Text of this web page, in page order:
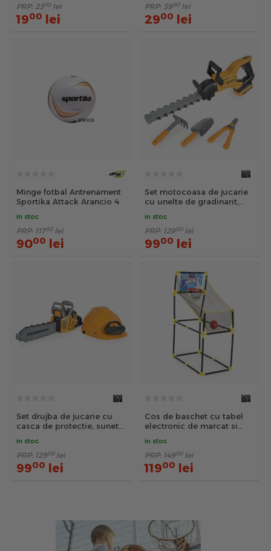
PRP: 2300 lei
1900 lei
PRP: 3900 lei
2900 lei
Minge fotbal Antrenament
Sportika Attack Arancio 4
in stoc
PRP: 11700 lei
9000 lei
Set motocoasa de jucarie
cu unelte de gradinarit,
in stoc
PRP: 12900 lei
9900 lei
Set drujba de jucarie cu
casca de protectie, sunete
in stoc
PRP: 12900 lei
9900 lei
Cos de baschet cu tabel
electronic de marcat si
in stoc
PRP: 14900 lei
11900 lei